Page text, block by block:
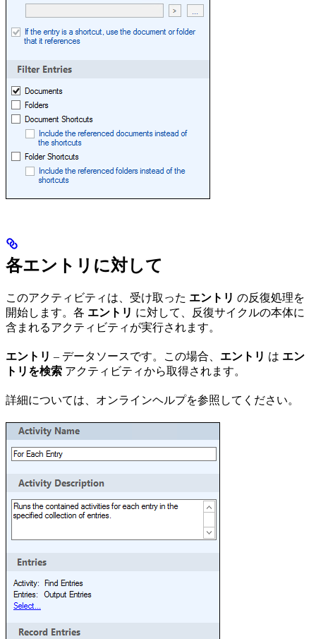
各エントリに対して
このアクティビティは、受け取った エントリ の反復処理を
開始します。各 エントリ に対して、反復サイクルの本体に
含まれるアクティビティが実行されます。
エントリ – データソースです。この場合、 エントリ は エン
トリを検索 アクティビティから取得されます。
詳細については、オンラインヘルプを参照してください。